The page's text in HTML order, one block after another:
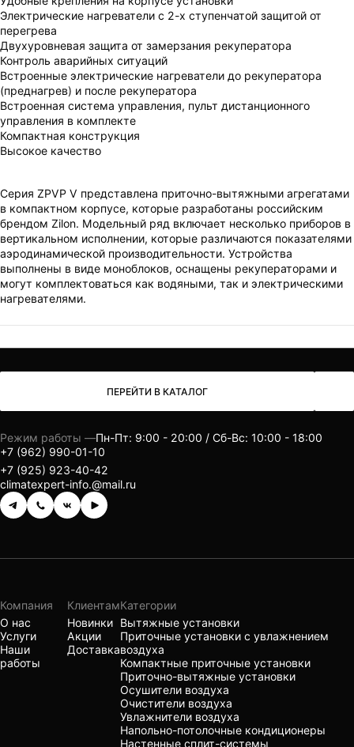
Электрические нагреватели с 2-х ступенчатой защитой от
перегрева
Двухуровневая защита от замерзания рекуператора
Контроль аварийных ситуаций
Встроенные электрические нагреватели до рекуператора
(преднагрев) и после рекуператора
Встроенная система управления, пульт дистанционного
управления в комплекте
Компактная конструкция
Высокое качество
Серия ZPVP V представлена приточно-вытяжными агрегатами
в компактном корпусе, которые разработаны российским
брендом Zilon. Модельный ряд включает несколько приборов в
вертикальном исполнении, которые различаются показателями
аэродинамической производительности. Устройства
выполнены в виде моноблоков, оснащены рекуператорами и
могут комплектоваться как водяными, так и электрическими
нагревателями.
ПЕРЕЙТИ В КАТАЛОГ
Режим работы —Пн-Пт: 9:00 - 20:00 / Сб-Вс: 10:00 - 18:00
+7 (962) 990-01-10
+7 (925) 923-40-42
climatexpert-info.@mail.ru
Компания
О нас
Услуги
Наши
работы
Клиентам
Новинки
Акции
Доставка
Категории
Вытяжные установки
Приточные установки с увлажнением
воздуха
Компактные приточные установки
Приточно-вытяжные установки
Осушители воздуха
Очистители воздуха
Увлажнители воздуха
Напольно-потолочные кондиционеры
Настенные сплит-системы
Мы скоро свяжемся с вами.